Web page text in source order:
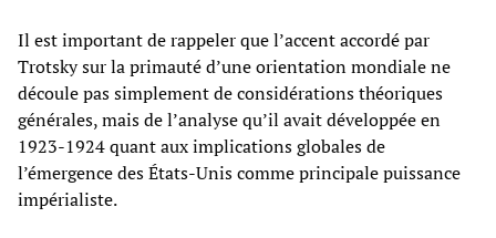
Il est important de rappeler que l’accent accordé par
Trotsky sur la primauté d’une orientation mondiale ne
découle pas simplement de considérations théoriques
générales, mais de l’analyse qu’il avait développée en
1923-1924 quant aux implications globales de
l’émergence des États-Unis comme principale puissance
impérialiste.